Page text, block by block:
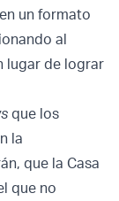
un formato
al
lugar de lograr
que los
la
que la Casa
que no